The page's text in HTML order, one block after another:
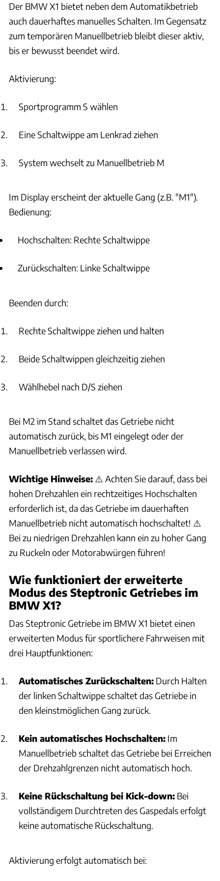
Temperaturen im BMW X1?
Wie viel AdBlue muss ich beim BMW X1 nachfüllen, wenn die
Reserveanzeige erscheint?
lassen?
Was passiert nach dem Einfüllen von AdBlue
(Reduktionsmittel) im BMW X1?
Wie funktioniert die elektronische Motorölstand-
Was bedeuten die Warnleuchten für Emissionen im BMW X1?
Was ist der Tiefschlafmodus beim BMW X1 und wann sollte
ich ihn nutzen?
Was ist die Mild-Hybrid-Technologie im BMW X1?
Wie funktionieren die ECO-Lichtfunktion und der Efficient
Mode im BMW X1?
Wie funktioniert das Steptronic Getriebe im BMW X1?
Was ist der Joystick beim Steptronic Getriebe im BMW X1?
Wie funktioniert die Auto Start Stopp Funktion im BMW X1?
Wie schalte ich die verschiedenen Fahrstufen im BMW X1 ein?
Wie lege ich die Wählhebelposition P im BMW X1 ein?
sofort die volle Leistung zur Verfügung?
Was muss ich beim Starten eines BMW X1 mit Dieselmotor bei
kalten Temperaturen beachten?
Wie wird die reduzierte Antriebsleistung im BMW X1 wieder
aufgehoben?
Wie kann ich den Antriebssound im BMW X1 anpassen?
Wie funktioniert die Auto Start Stopp Funktion im BMW X1?
Wann schaltet sich der Motor beim BMW X1 durch die Auto
Start Stopp Funktion automatisch ab?
die Auto Start-Stop-Funktion nicht aktiviert wurde?
der Instrumentenkombination des BMW X1?
Wann schaltet sich der Motor beim BMW X1 mit Auto Start
Stopp Funktion nicht automatisch ab?
Wie kann ich die Auto Start Stopp Funktion im BMW X1 ohne
deaktivieren?
Wie funktioniert die Einfahrphase beim BMW X1?
Achsgetriebe beim BMW X1?
Der BMW X1 bietet neben dem Automatikbetrieb
auch dauerhaftes manuelles Schalten. Im Gegensatz
zum temporären Manuellbetrieb bleibt dieser aktiv,
bis er bewusst beendet wird.
Aktivierung:
Sportprogramm S wählen
Eine Schaltwippe am Lenkrad ziehen
System wechselt zu Manuellbetrieb M
Im Display erscheint der aktuelle Gang (z.B. "M1").
Bedienung:
Hochschalten: Rechte Schaltwippe
Zurückschalten: Linke Schaltwippe
Beenden durch:
Rechte Schaltwippe ziehen und halten
Beide Schaltwippen gleichzeitig ziehen
Wählhebel nach D/S ziehen
Bei M2 im Stand schaltet das Getriebe nicht
automatisch zurück, bis M1 eingelegt oder der
Manuellbetrieb verlassen wird.
Wichtige Hinweise: ⚠️ Achten Sie darauf, dass bei
hohen Drehzahlen ein rechtzeitiges Hochschalten
erforderlich ist, da das Getriebe im dauerhaften
Manuellbetrieb nicht automatisch hochschaltet! ⚠️
Bei zu niedrigen Drehzahlen kann ein zu hoher Gang
zu Ruckeln oder Motorabwürgen führen!
Wie funktioniert der erweiterte
Modus des Steptronic Getriebes im
BMW X1?
Das Steptronic Getriebe im BMW X1 bietet einen
erweiterten Modus für sportlichere Fahrweisen mit
drei Hauptfunktionen:
Automatisches Zurückschalten: Durch Halten
der linken Schaltwippe schaltet das Getriebe in
den kleinstmöglichen Gang zurück.
Kein automatisches Hochschalten: Im
Manuellbetrieb schaltet das Getriebe bei Erreichen
der Drehzahlgrenzen nicht automatisch hoch.
Keine Rückschaltung bei Kick-down: Bei
vollständigem Durchtreten des Gaspedals erfolgt
keine automatische Rückschaltung.
Aktivierung erfolgt automatisch bei: